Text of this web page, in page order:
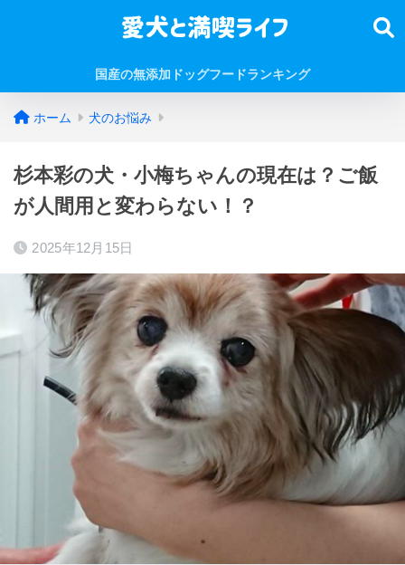
国産の無添加ドッグフードランキング
ホーム 犬のお悩み
杉本彩の犬・小梅ちゃんの現在は？ご飯
が人間用と変わらない！？
2025年12月15日